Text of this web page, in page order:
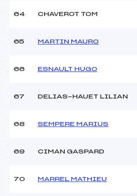
64 CHAVEROT TOM
65 MARTIN MAURO
66 ESNAULT HUGO
67 DELIAS-HAUET LILIAN
68 SEMPERE MARIUS
69 CIMAN GASPARD
70 MARREL MATHIEU